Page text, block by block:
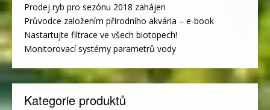
Prodej ryb pro sezónu 2018 zahájen
Průvodce založením přírodního akvária – e-book
Nastartujte filtrace ve všech biotopech!
Monitorovací systémy parametrů vody
Kategorie produktů